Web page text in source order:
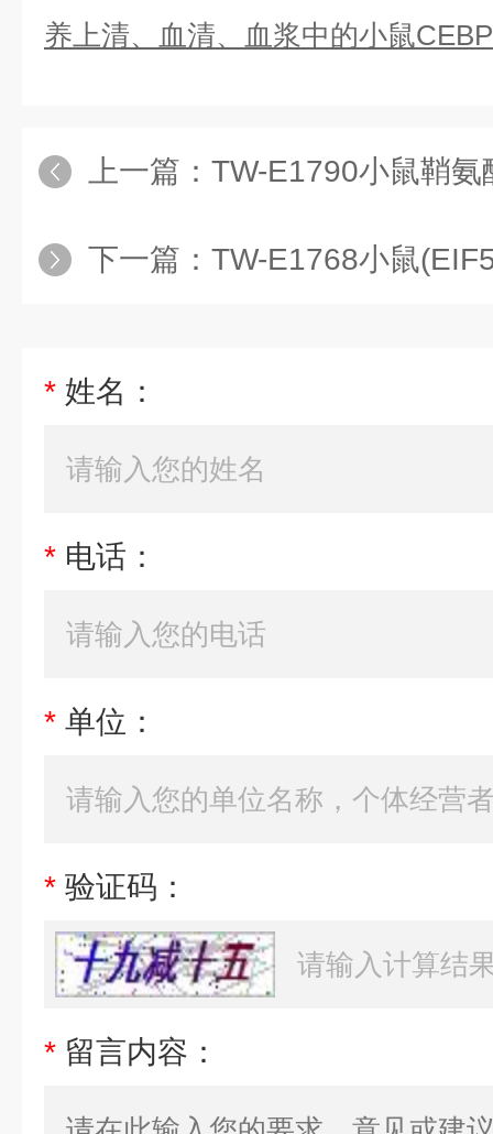
养上清、血清、血浆中的小鼠
上一篇： TW-E1790小鼠鞘氨醇激
下一篇： TW-E1768小鼠
* 姓名：
* 电话：
* 单位：
* 验证码：
* 留言内容：